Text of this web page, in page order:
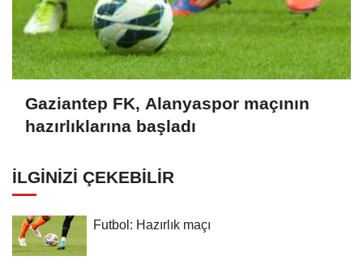
Gaziantep FK, Alanyaspor maçının
hazırlıklarına başladı
İLGINIZI ÇEKEBILIR
Futbol: Hazırlık maçı